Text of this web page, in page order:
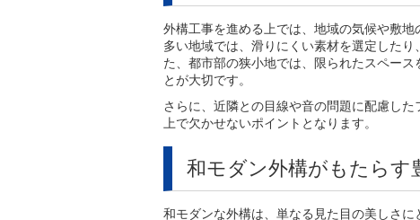
外構工事を進める上では、地域の気候や敷
多い地域では、滑りにくい素材を選定した
た、都市部の狭小地では、限られたスペー
とが大切です。
さらに、近隣との目線や音の問題に配慮し
上で欠かせないポイントとなります。
和モダン外構がもたらす
和モダンな外構は、単なる見た目の美しさ